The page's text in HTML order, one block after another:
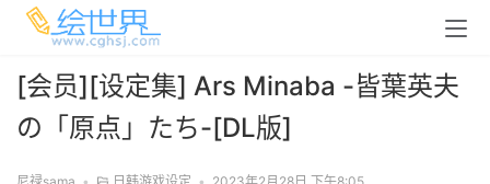
[会员][设定集] Ars Minaba -皆葉英夫
の「原点」たち-[DL版]